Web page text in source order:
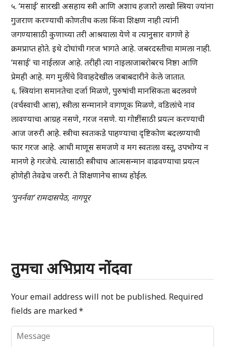
५. ‘मसाई’ सारखी असहाय स्त्री आणि अशाच हजारो लाखो स्त्रिया ज्यांना
गुजराण करण्याची कोणतीच कला किंवा शिक्षण नाही त्यांनी
जगण्यासाठी कुणाच्या तरी आश्रयाला येणे व त्यानुसार वागणे हे
क्रमप्राप्त होते. इथे दोघांची गरज भागते आहे. जबरदस्तीचा मामला नाही.
‘मसाई’ चा नाईलाज आहे. तरीही त्या नाइलाजाबरोबरच निष्ठा आणि
प्रेमही आहे. मग मुलींचे विवाहदेखील जबाबदारीने केले जातात.
६. स्त्रियांना समानतेचा दर्जा मिळणे, पुरुषांची मानसिकता बदलवणे
(वर्चस्वाची आस), स्त्रीला सन्मानाने वागणूक मिळणे, वडिलांचे नाव
लावण्याचा आग्रह नसणे, गरज नसणे. या गोष्टींसाठी प्रयत्न करण्याची
आज जरुरी आहे. स्त्रीचा स्वतःकडे पाहण्याचा दृष्टिकोण बदलण्याची
फार गरज आहे. आधी माणूस समजणे व मग स्वतःला वस्तू, उपभोग्य न
मानणे हे गरजेचे. त्यासाठी स्त्रीचाच आत्मसन्मान वाढवण्याचा प्रयत्न
होणेही तेवढेच जरुरी. ते शिक्षणानेच साध्य होईल.
‘पुनर्नवा’ रामदासपेठ, नागपूर
तुमचा अभिप्राय नोंदवा
Your email address will not be published. Required
fields are marked*